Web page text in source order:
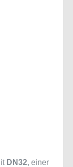
DN32, einer